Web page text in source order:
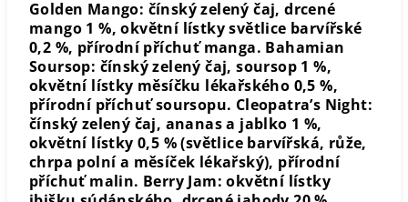
Golden Mango: čínský zelený čaj, drcené
mango 1 %, okvětní lístky světlice barvířské
0,2 %, přírodní příchuť manga. Bahamian
Soursop: čínský zelený čaj, soursop 1 %,
okvětní lístky měsíčku lékařského 0,5 %,
přírodní příchuť soursopu. Cleopatra’s Night:
čínský zelený čaj, ananas a jablko 1 %,
okvětní lístky 0,5 % (světlice barvířská, růže,
chrpa polní a měsíček lékařský), přírodní
příchuť malin. Berry Jam: okvětní lístky